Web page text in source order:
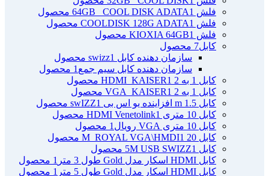
فلش 64GB _COOL DISK ADATA 1 محصول
فلش COOLDISK 128G ADATA 1 محصول
فلش KIOXIA 64GB 1 محصول
کابل7 محصول
سازمان دهنده کابل swizz 1 محصول
سازمان دهنده کابل سیم جمع 1 محصول
کابل 1 به 2 HDMI_KAISER
1 محصول
کابل 1 به 2 VGA_KAISER
1 محصول
کابل 1.5 m افزاینده یو اس بی swIZZ
1 محصول
کابل 10 متری HDMI Venetolink
1 محصول
کابل 10 متری VGA رویال
1 محصول
کابل 20 M_ROYAL VGA\HMDI
1 محصول
کابل 5M USB SWIZZ 1 محصول
کابل HDMI اسکار مدل Gold طول 3 متر
1 محصول
کابل HDMI اسکار مدل Gold طول 5 متر
1 محصول